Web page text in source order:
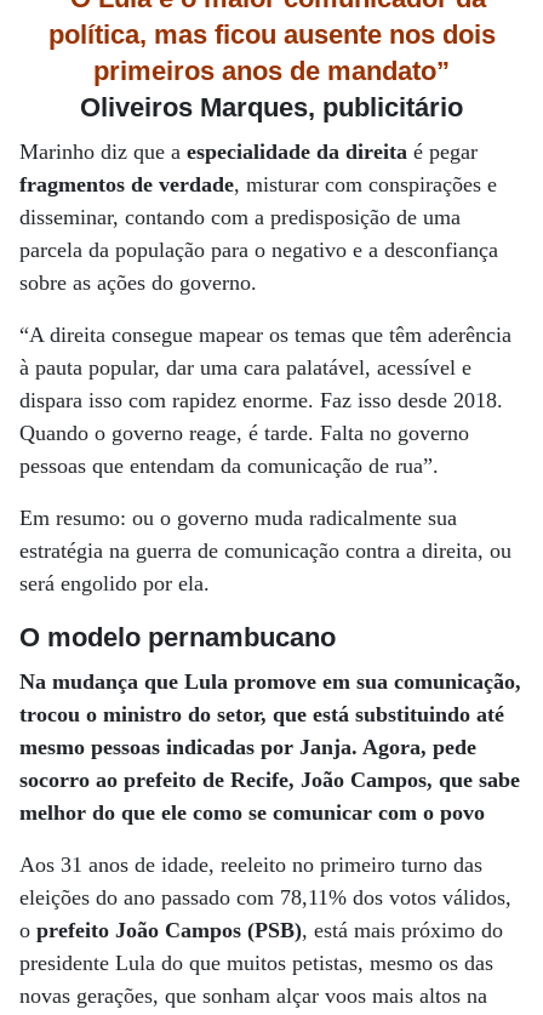
política, mas ficou ausente nos dois
primeiros anos de mandato”
Oliveiros Marques, publicitário
Marinho diz que a especialidade da direita é pegar
fragmentos de verdade, misturar com conspirações e
disseminar, contando com a predisposição de uma
parcela da população para o negativo e a desconfiança
sobre as ações do governo.
“A direita consegue mapear os temas que têm aderência
à pauta popular, dar uma cara palatável, acessível e
dispara isso com rapidez enorme. Faz isso desde 2018.
Quando o governo reage, é tarde. Falta no governo
pessoas que entendam da comunicação de rua”.
Em resumo: ou o governo muda radicalmente sua
estratégia na guerra de comunicação contra a direita, ou
será engolido por ela.
O modelo pernambucano
Na mudança que Lula promove em sua comunicação,
trocou o ministro do setor, que está substituindo até
mesmo pessoas indicadas por Janja. Agora, pede
socorro ao prefeito de Recife, João Campos, que sabe
melhor do que ele como se comunicar com o povo
Aos 31 anos de idade, reeleito no primeiro turno das
eleições do ano passado com 78,11% dos votos válidos,
o prefeito João Campos (PSB), está mais próximo do
presidente Lula do que muitos petistas, mesmo os das
novas gerações, que sonham alçar voos mais altos na